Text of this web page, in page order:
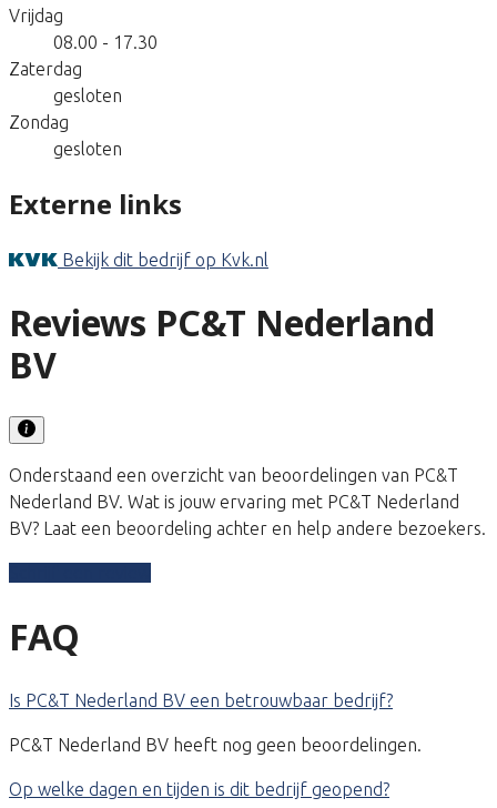
Vrijdag
08.00 - 17.30
Zaterdag
gesloten
Zondag
gesloten
Externe links
Bekijk dit bedrijf op Kvk.nl
Reviews PC&T Nederland
BV
Onderstaand een overzicht van beoordelingen van PC&T
Nederland BV. Wat is jouw ervaring met PC&T Nederland
BV? Laat een beoordeling achter en help andere bezoekers.
FAQ
Is PC&T Nederland BV een betrouwbaar bedrijf?
PC&T Nederland BV heeft nog geen beoordelingen.
Op welke dagen en tijden is dit bedrijf geopend?